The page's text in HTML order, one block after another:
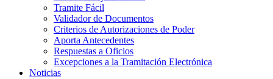
Tramite Fácil
Validador de Documentos
Criterios de Autorizaciones de Poder
Aporta Antecedentes
Respuestas a Oficios
Excepciones a la Tramitación Electrónica
Noticias